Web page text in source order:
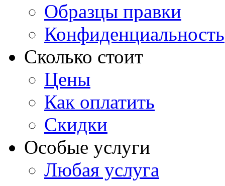
Образцы правки
Конфиденциальность
Сколько стоит
Цены
Как оплатить
Скидки
Особые услуги
Любая услуга